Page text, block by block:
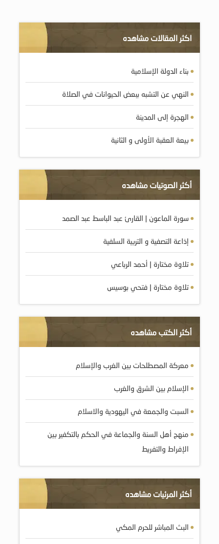
اكثر المقالات مشاهده
بناء الدولة الإسلامية
النهي عن التشبه ببعض الحيوانات في الصلاة
الهجرة إلى المدينة
بيعة العقبة الأولى و الثانية
أكثر الصوتيات مشاهده
سورة الماعون | القارئ عبد الباسط عبد الصمد
إذاعة التصفية و التربية السلفية
تلاوة مختارة | أحمد الرباعي
تلاوة مختارة | فتحي بوسيس
أكثر الكتب مشاهده
معركة المصطلحات بين الغرب والإسلام
الإسلام بين الشرق والغرب
السبت والجمعة في اليهودية والاسلام
منهج أهل السنة والجماعة في الحكم بالتكفير بين
الإفراط والتفريط
أكثر المرئيات مشاهده
البث المباشر للحرم المكي